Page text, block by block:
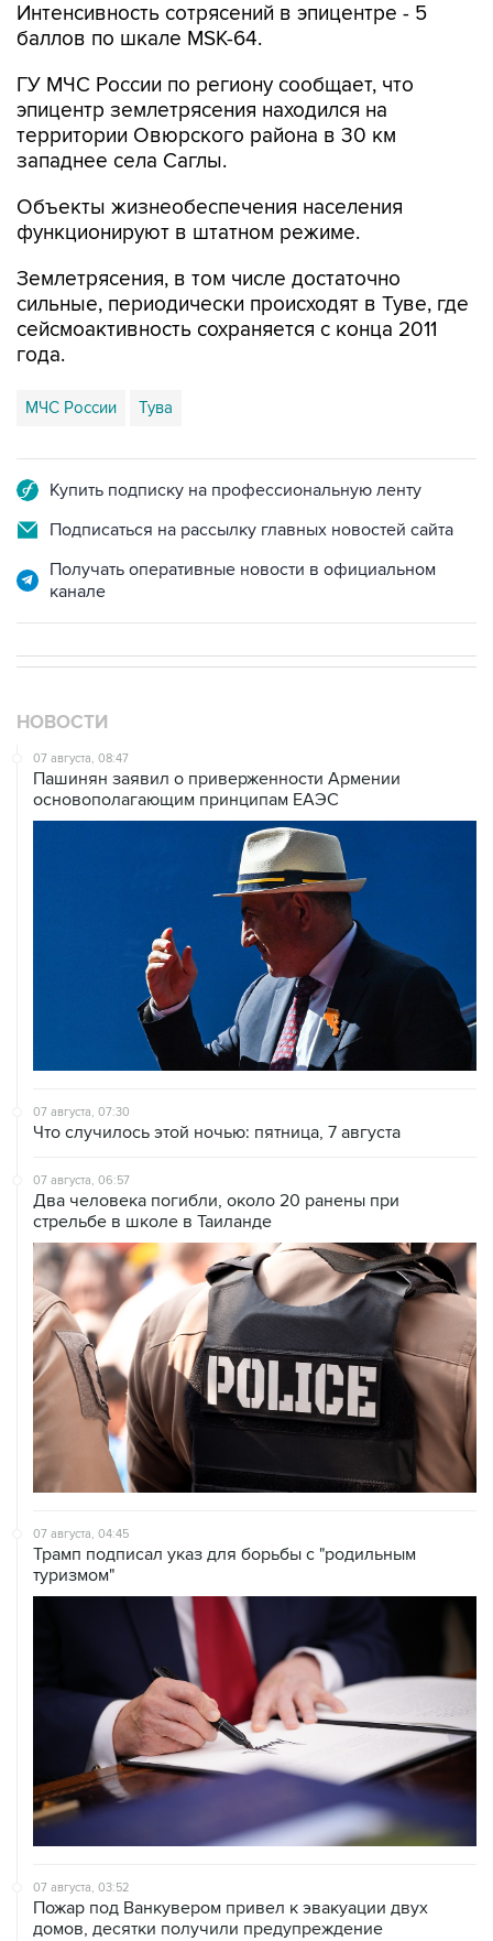
Интенсивность сотрясений в эпицентре - 5
баллов по шкале MSK-64.
ГУ МЧС России по региону сообщает, что
эпицентр землетрясения находился на
территории Овюрского района в 30 км
западнее села Саглы.
Объекты жизнеобеспечения населения
функционируют в штатном режиме.
Землетрясения, в том числе достаточно
сильные, периодически происходят в Туве, где
сейсмоактивность сохраняется с конца 2011
года.
МЧС России Тува
Купить подписку на профессиональную ленту
Подписаться на рассылку главных новостей сайта
Получать оперативные новости в официальном
канале
НОВОСТИ
07 августа, 08:47
Пашинян заявил о приверженности Армении
основополагающим принципам ЕАЭС
07 августа, 07:30
Что случилось этой ночью: пятница, 7 августа
07 августа, 06:57
Два человека погибли, около 20 ранены при
стрельбе в школе в Таиланде
07 августа, 04:45
Трамп подписал указ для борьбы с "родильным
туризмом"
07 августа, 03:52
Пожар под Ванкувером привел к эвакуации двух
домов, десятки получили предупреждение